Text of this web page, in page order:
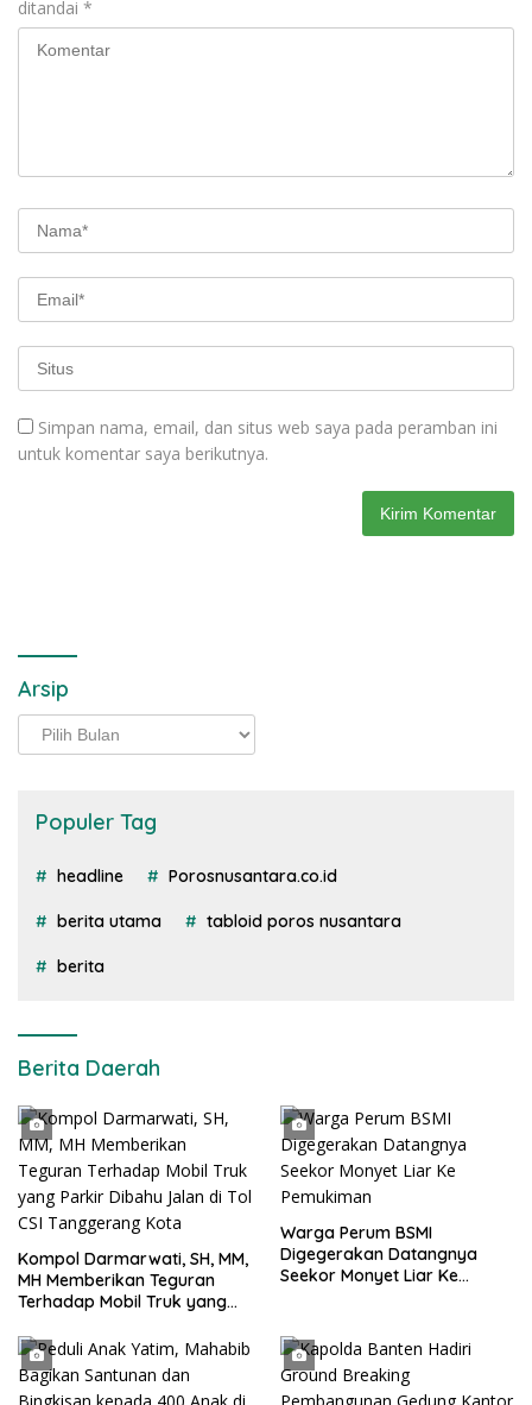
ditandai *
Simpan nama, email, dan situs web saya pada peramban ini
untuk komentar saya berikutnya.
Arsip
Arsip
Populer Tag
headline Porosnusantara.co.id
berita utama tabloid poros nusantara
berita
Berita Daerah
Kompol Darmarwati, SH, MM,
MH Memberikan Teguran
Terhadap Mobil Truk yang
Tanggerang Kota
Warga Perum BSMI
Digegerakan Datangnya
Seekor Monyet Liar Ke